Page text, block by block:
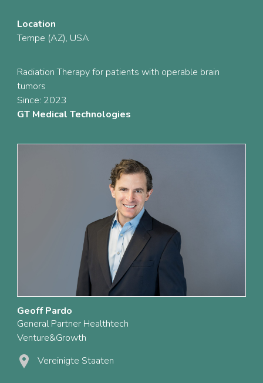
Location
Tempe (AZ), USA
Radiation Therapy for patients with operable brain
tumors
Since: 2023
GT Medical Technologies
Geoff Pardo
General Partner Healthtech
Venture&Growth
Vereinigte Staaten